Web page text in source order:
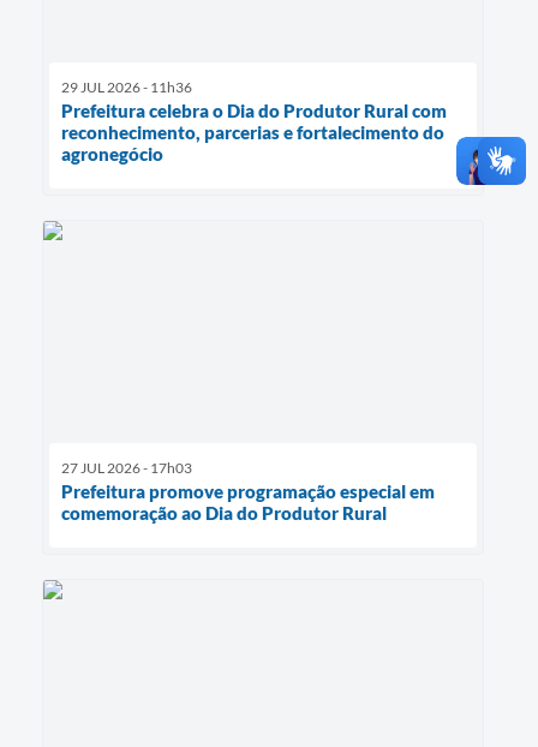
29 JUL 2026 - 11h36
Prefeitura celebra o Dia do Produtor Rural com
reconhecimento, parcerias e fortalecimento do
agronegócio
27 JUL 2026 - 17h03
Prefeitura promove programação especial em
comemoração ao Dia do Produtor Rural